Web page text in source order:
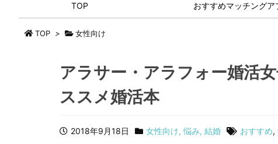
TOP おすすめマッチングア
TOP > 女性向け
アラサー・アラフォー婚活
ススメ婚活本
2018年9月18日 女性向け,悩み, 結婚 おすすめ,